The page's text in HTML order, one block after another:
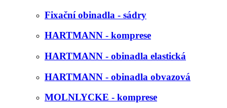
Fixační obinadla - sádry
HARTMANN - komprese
HARTMANN - obinadla elastická
HARTMANN - obinadla obvazová
MOLNLYCKE - komprese